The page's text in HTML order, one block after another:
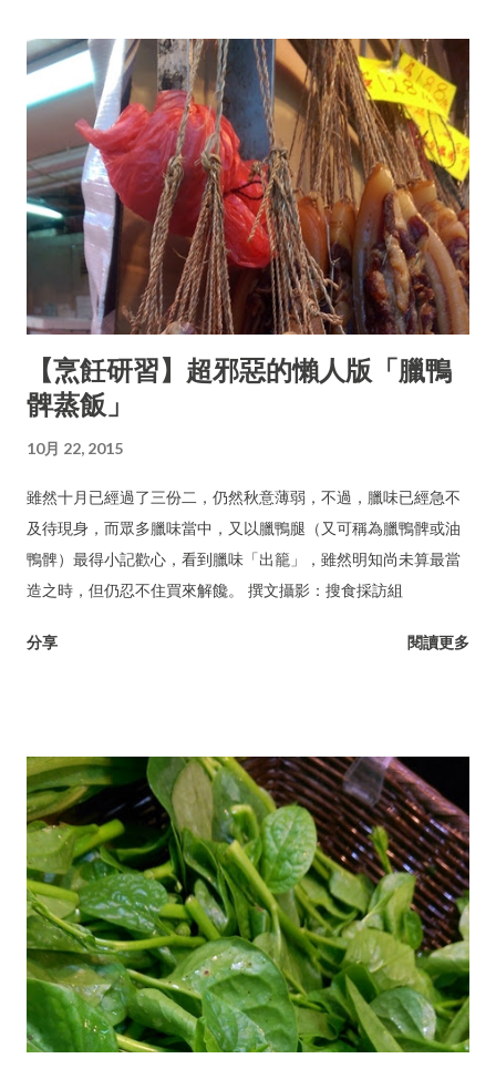
【烹飪研習】超邪惡的懶人版「臘鴨
髀蒸飯」
10月 22, 2015
雖然十月已經過了三份二，仍然秋意薄弱，不過，臘味已經急不
及待現身，而眾多臘味當中，又以臘鴨腿（又可稱為臘鴨髀或油
鴨髀）最得小記歡心，看到臘味「出籠」，雖然明知尚未算最當
造之時，但仍忍不住買來解饞。 撰文攝影：搜食採訪組
分享 閱讀更多